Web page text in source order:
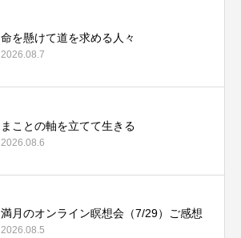
命を懸けて道を求める人々
2026.08.7
まことの軸を立てて生きる
2026.08.6
満月のオンライン瞑想会（7/29）ご感想
2026.08.5